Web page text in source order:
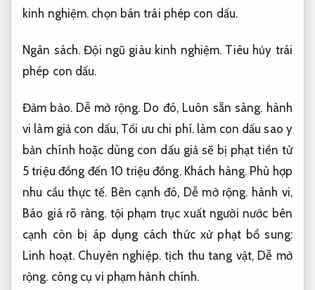
kinh nghiệm. chọn bán trái phép con dấu.
Ngân sách. Đội ngũ giàu kinh nghiệm. Tiêu hủy trái
phép con dấu.
Đảm bảo. Dễ mở rộng. Do đó, Luôn sẵn sàng. hành
vi làm giả con dấu, Tối ưu chi phí.làm con dấu sao y
bản chính hoặc dùng con dấu giả sẽ bị phạt tiền từ
5 triệu đồng đến 10 triệu đồng. Khách hàng. Phù hợp
nhu cầu thực tế. Bên cạnh đó, Dễ mở rộng. hành vi,
Báo giá rõ ràng. tội phạm trục xuất người nước bên
cạnh còn bị áp dụng cách thức xử phạt bổ sung:
Linh hoạt. Chuyên nghiệp.tịch thu tang vật, Dễ mở
rộng. công cụ vi phạm hành chính.